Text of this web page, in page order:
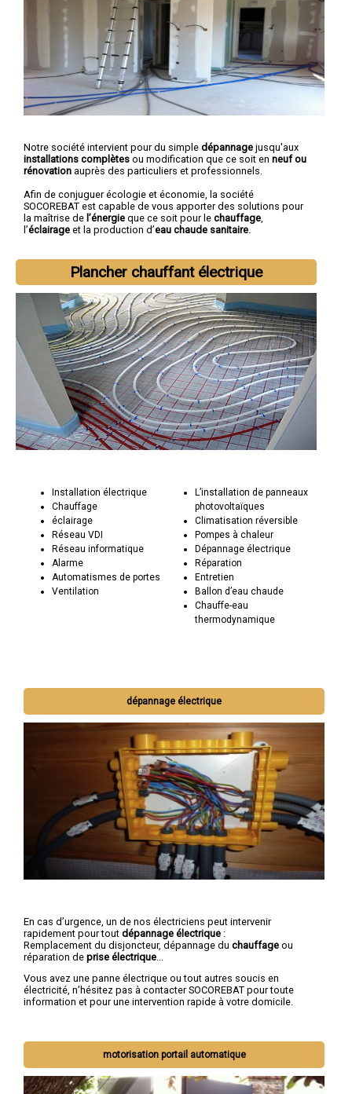
Notre société intervient pour du simple dépannage jusqu'aux
installations complètes ou modification que ce soit en neuf ou
rénovation auprès des particuliers et professionnels.
Afin de conjuguer écologie et économie, la société
SOCOREBAT est capable de vous apporter des solutions pour
la maîtrise de l’énergie que ce soit pour le chauffage
l’éclairage et la production d’eau chaude sanitaire
Plancher chauffant électrique
Installation électrique
Chauffage
éclairage
Réseau VDI
Réseau informatique
Alarme
Automatismes de portes
Ventilation
L’installation de panneaux
photovoltaïques
Climatisation réversible
Pompes à chaleur
Dépannage électrique
Réparation
Entretien
Ballon d’eau chaude
Chauffe-eau
thermodynamique
dépannage électrique
En cas d’urgence, un de nos électriciens peut intervenir
rapidement pour tout dépannage électrique :
Remplacement du disjoncteur, dépannage du chauffage ou
réparation de prise électrique
Vous avez une panne électrique ou tout autres soucis en
électricité, n’hésitez pas à contacter SOCOREBAT pour toute
information et pour une intervention rapide à votre domicile.
motorisation portail automatique